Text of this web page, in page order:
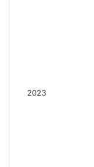
2023